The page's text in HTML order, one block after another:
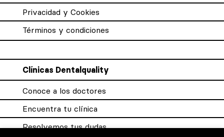
Privacidad y Cookies
Términos y condiciones
Clínicas Dentalquality
Conoce a los doctores
Encuentra tu clínica
Resolvemos tus dudas